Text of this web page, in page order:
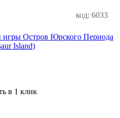
код: 6033
в 1 клик